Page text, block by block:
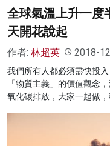
全球氣溫上升一
天開花說起
作者: 林超英 2018-
我們所有人都必須盡快投
「物質主義」的價值觀念
氧化碳排放，大家一起做